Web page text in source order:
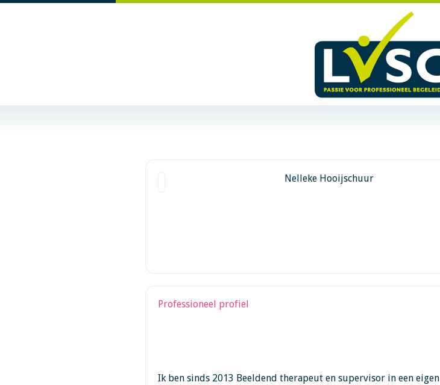
Nelleke Hooijschuur
Professioneel profiel
Ik ben sinds 2013 Beeldend therapeut en supervisor in een eigen